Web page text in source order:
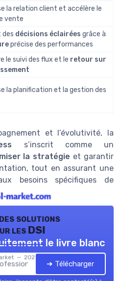
la relation client et accélère le
vente
des décisions éclairées grâce à
précise des performances
le suivi des flux et le retour sur
la planification et la gestion des
et l’évolutivité, la
s’inscrit comme un
la stratégie et garantir
tout en assurant une
besoins spécifiques de
solutions
les DSI
— 2026
le livre blanc
➔ Télécharger